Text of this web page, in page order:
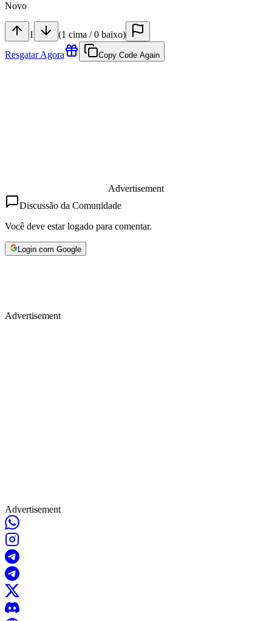
Novo
1 (1 cima /0 baixo)
Resgatar Agora
Copy Code Again
Advertisement
Discussão da Comunidade
Você deve estar logado para comentar.
Login com Google
Advertisement
Advertisement